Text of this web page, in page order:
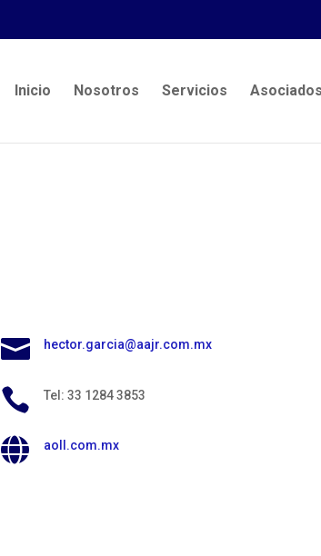
Inicio Nosotros Servicios
 hector.garcia@aajr.com.mx
 Tel: 33 1284 3853
 aoll.com.mx